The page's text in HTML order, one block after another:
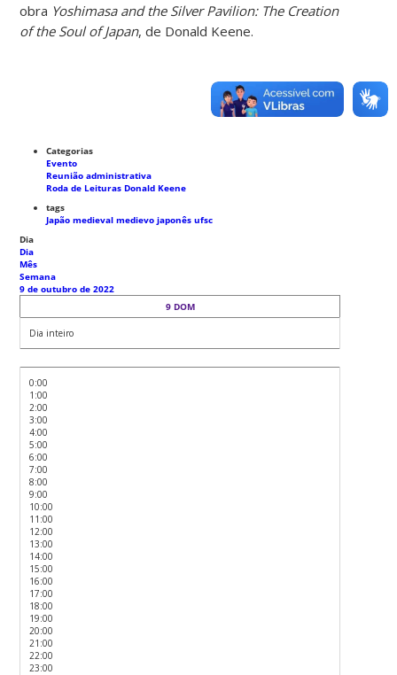
obra Yoshimasa and the Silver Pavilion: The Creation
of the Soul of Japan, de Donald Keene.
Categorias
Evento
Reunião administrativa
Roda de Leituras Donald Keene
tags
Japão medievalmedievo japonêsufsc
Dia
Dia
Mês
Semana
9 de outubro de 2022
9 DOM
Dia inteiro
0:00
1:00
2:00
3:00
4:00
5:00
6:00
7:00
8:00
9:00
10:00
11:00
12:00
13:00
14:00
15:00
16:00
17:00
18:00
19:00
20:00
21:00
22:00
23:00